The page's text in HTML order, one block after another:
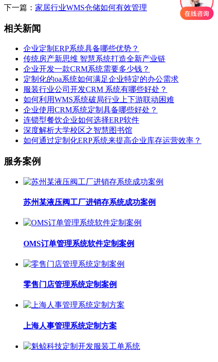
下一篇： 家居行业WMS仓储如何有效管理
相关新闻
企业定制ERP系统具备哪些优势？
传统房产新思维 智慧系统打造全新产业链
企业开发一款CRM系统需要多少钱？
定制化的oa系统如何满足企业特定的办公需求
服装行业公司开发CRM 系统有哪些好处？
如何利用WMS系统破局行业上下游联动困难
企业使用CRM系统定制具备哪些好处？
连锁型餐饮企业如何选择ERP软件
深度解析大学校区之智慧图书馆
如何通过定制化ERP系统来提高企业库存运营效率？
服务案例
苏州某液压阀工厂进销存系统成功案例
OMS订单管理系统软件定制案例
零售门店管理系统定制案例
上海人事管理系统定制方案